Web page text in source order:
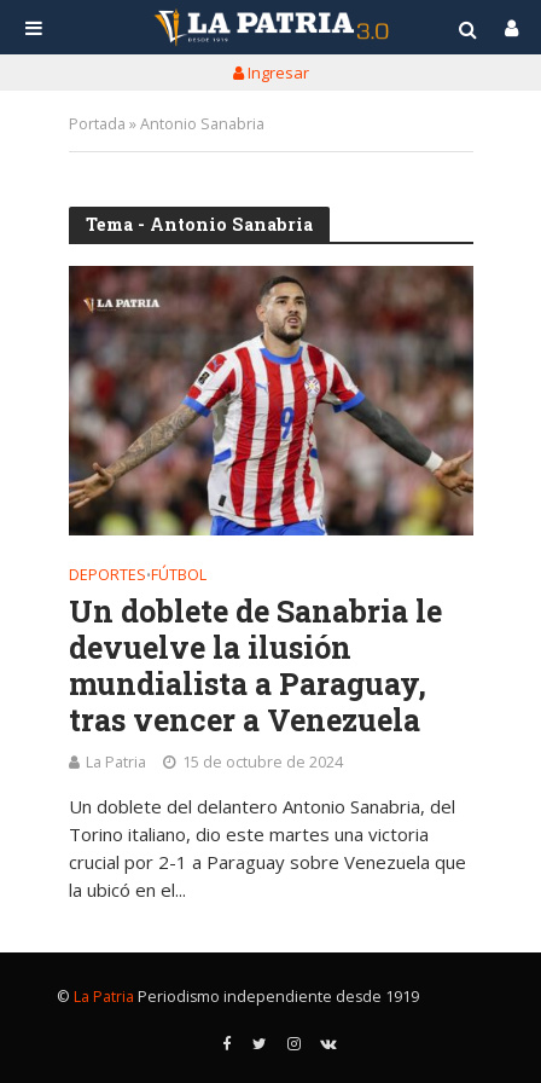
Ingresar
Portada »Antonio Sanabria
Tema - Antonio Sanabria
DEPORTES•FÚTBOL
Un doblete de Sanabria le
devuelve la ilusión
mundialista a Paraguay,
tras vencer a Venezuela
La Patria 15 de octubre de 2024
Un doblete del delantero Antonio Sanabria, del
Torino italiano, dio este martes una victoria
crucial por 2-1 a Paraguay sobre Venezuela que
la ubicó en el...
© La Patria Periodismo independiente desde 1919